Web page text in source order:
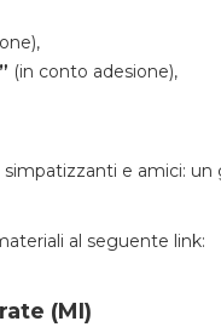
(in conto adesione),
simpatizzanti e amici:
al seguente link:
(MI)